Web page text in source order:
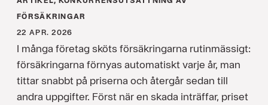
FÖRSÄKRINGAR
22 APR. 2026
I många företag sköts försäkringarna rutinmässigt:
försäkringarna förnyas automatiskt varje år, man
tittar snabbt på priserna och återgår sedan till
andra uppgifter. Först när en skada inträffar, priset